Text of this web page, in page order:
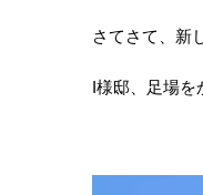
さてさて、新
I様邸、足場